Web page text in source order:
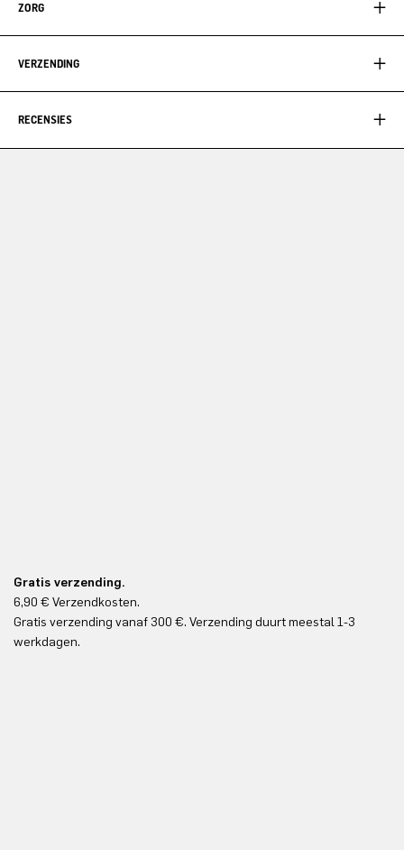
ZORG
VERZENDING
RECENSIES
Gratis verzending.
6,90 € Verzendkosten.
Gratis verzending vanaf 300 €. Verzending duurt meestal 1-3
werkdagen.